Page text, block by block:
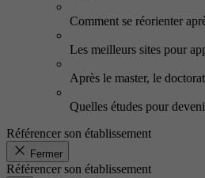
Comment se réorienter
Les meilleurs sites pour
Après le master, le
Quelles études pour
Référencer son établissement
Fermer
Référencer son établissement